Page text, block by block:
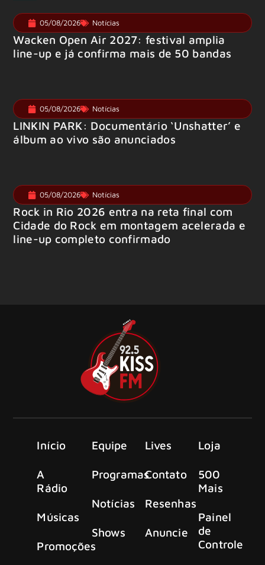
05/08/2026 Notícias
Wacken Open Air 2027: festival amplia
line-up e já confirma mais de 50 bandas
05/08/2026 Notícias
LINKIN PARK: Documentário ‘Unshatter’ e
álbum ao vivo são anunciados
05/08/2026 Notícias
Rock in Rio 2026 entra na reta final com
Cidade do Rock em montagem acelerada e
line-up completo confirmado
Início
A
Rádio
Músicas
Promoções
Equipe
Programas
Notícias
Shows
Lives
Contato
Resenhas
Anuncie
Loja
500
Mais
Painel
de
Controle